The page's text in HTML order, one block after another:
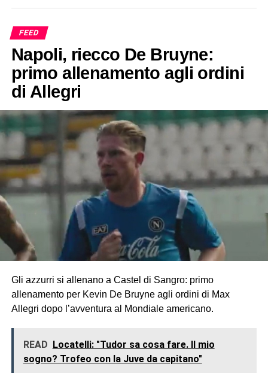
FEED
Napoli, riecco De Bruyne:
primo allenamento agli ordini
di Allegri
Gli azzurri si allenano a Castel di Sangro: primo
allenamento per Kevin De Bruyne agli ordini di Max
Allegri dopo l’avventura al Mondiale americano.
READ Locatelli: "Tudor sa cosa fare. Il mio
sogno? Trofeo con la Juve da capitano"